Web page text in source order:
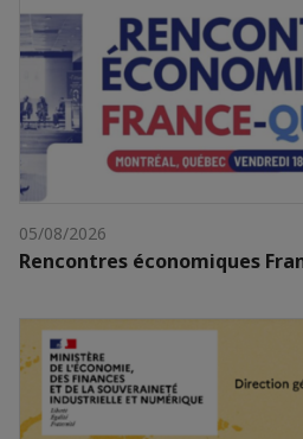
05/08/2026
Rencontres économiques